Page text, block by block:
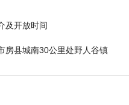
及开放时间
房县城南30公里处野人谷镇